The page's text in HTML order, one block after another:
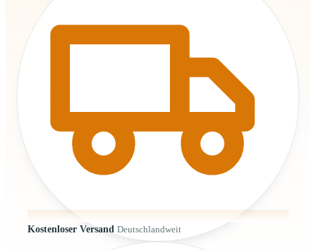
Kostenloser Versand Deutschlandweit